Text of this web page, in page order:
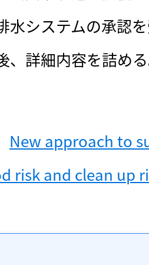
水システムの承認
、詳細内容を詰め
New approach to
risk and clean up